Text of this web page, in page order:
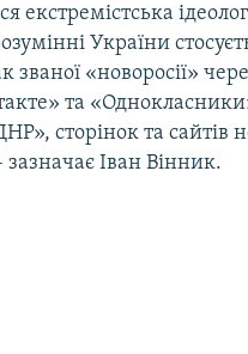
України
«новоросії»
та
сторінок та сайтів
Іван Вінник.